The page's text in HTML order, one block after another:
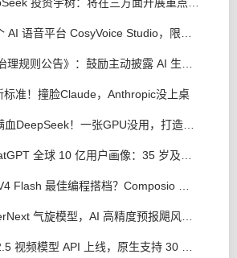
标准！撞脸Claude，Anthropic没上桌